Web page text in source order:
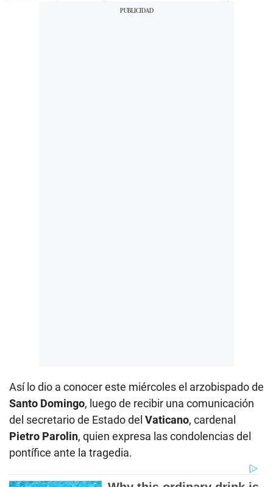
Así lo dio a conocer este miércoles el arzobispado de
Santo Domingo, luego de recibir una comunicación
del secretario de Estado del Vaticano, cardenal
Pietro Parolin, quien expresa las condolencias del
pontífice ante la tragedia.